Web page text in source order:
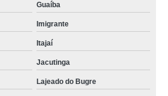
Guaíba
Imigrante
Itajaí
Jacutinga
Lajeado do Bugre